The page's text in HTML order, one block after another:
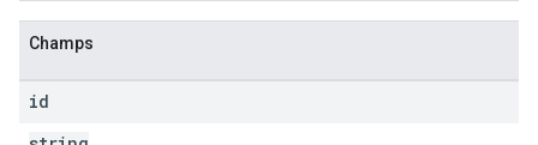
Champs
id